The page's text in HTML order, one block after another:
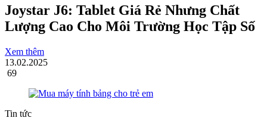
Joystar J6: Tablet Giá Rẻ Nhưng Chất
Lượng Cao Cho Môi Trường Học Tập Số
Xem thêm
13.02.2025
69
Tin tức